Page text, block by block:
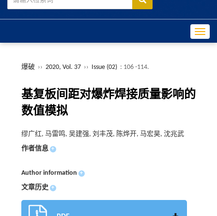
爆破 ›› 2020, Vol. 37 ›› Issue (02) : 106 -114.
基复板间距对爆炸焊接质量影响的
数值模拟
缪广红, 马雷鸣, 吴建强, 刘丰茂, 陈烨开, 马宏昊, 沈兆武
作者信息 +
Author information +
文章历史 +